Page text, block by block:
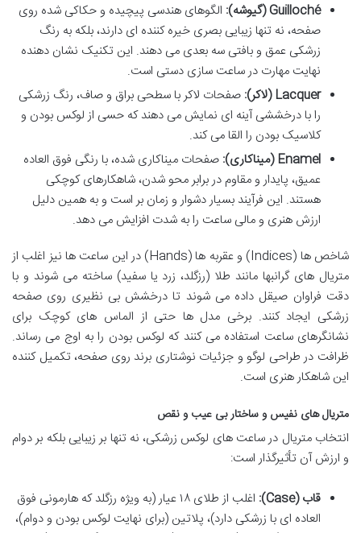
Guilloché (گیوشه):
الگوهای هندسی پیچیده و حکاکی شده روی
صفحه، نه تنها زیبایی بصری خیره کننده ای دارند، بلکه به رنگ
زرشکی عمق و بافتی سه بعدی می دهند. این تکنیک نشان دهنده
نهایت مهارت در ساعت سازی دستی است.
Lacquer (لاکر):
صفحات لاکر با سطحی براق و صاف، رنگ زرشکی
را با درخششی آینه ای نمایش می دهند که حسی از لوکس بودن و
کلاسیک بودن را القا می کند.
Enamel (میناکاری):
صفحات میناکاری شده، با رنگی فوق العاده
عمیق، پایدار و مقاوم در برابر محو شدن، شاهکارهای کوچکی
هستند. این فرآیند بسیار دشوار و زمان بر است و به همین دلیل
ارزش هنری و مالی ساعت را به شدت افزایش می دهد.
شاخص ها (Indices) و عقربه ها (Hands) در این ساعت ها نیز اغلب از
متریال های گرانبها مانند طلا (رزگلد، زرد یا سفید) ساخته می شوند و با
دقت فراوان صیقل داده می شوند تا درخشش بی نظیری روی صفحه
زرشکی ایجاد کنند. برخی مدل ها حتی از الماس های کوچک برای
نشانگرهای ساعت استفاده می کنند که لوکس بودن را به اوج می رساند.
ظرافت در طراحی لوگو و جزئیات نوشتاری برند روی صفحه، تکمیل کننده
این شاهکار هنری است.
متریال های نفیس و ساختار بی عیب و نقص
انتخاب متریال در ساعت های لوکس زرشکی، نه تنها بر زیبایی بلکه بر دوام
و ارزش آن تأثیرگذار است:
قاب (Case):
اغلب از طلای ۱۸ عیار (به ویژه رزگلد که هارمونی فوق
العاده ای با زرشکی دارد)، پلاتین (برای نهایت لوکس بودن و دوام)،